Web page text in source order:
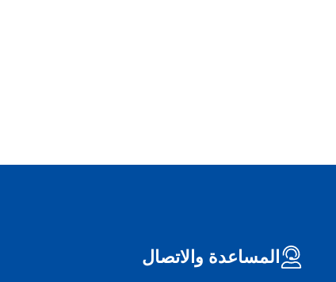
المساعدة والاتصال